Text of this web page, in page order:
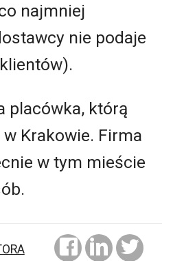
najmniej
nie podaje
placówka, którą
Krakowie. Firma
w tym mieście